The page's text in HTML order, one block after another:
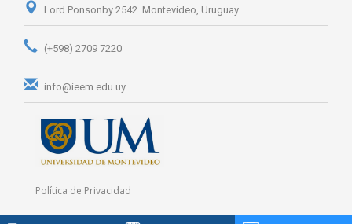
Lord Ponsonby 2542. Montevideo, Uruguay
(+598) 2709 7220
info@ieem.edu.uy
Política de Privacidad